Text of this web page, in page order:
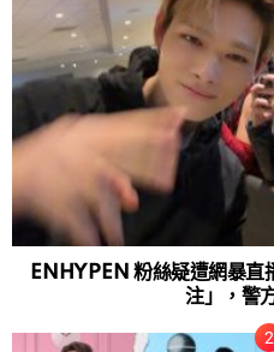
ENHYPEN 粉絲疑遭網暴
注」，警